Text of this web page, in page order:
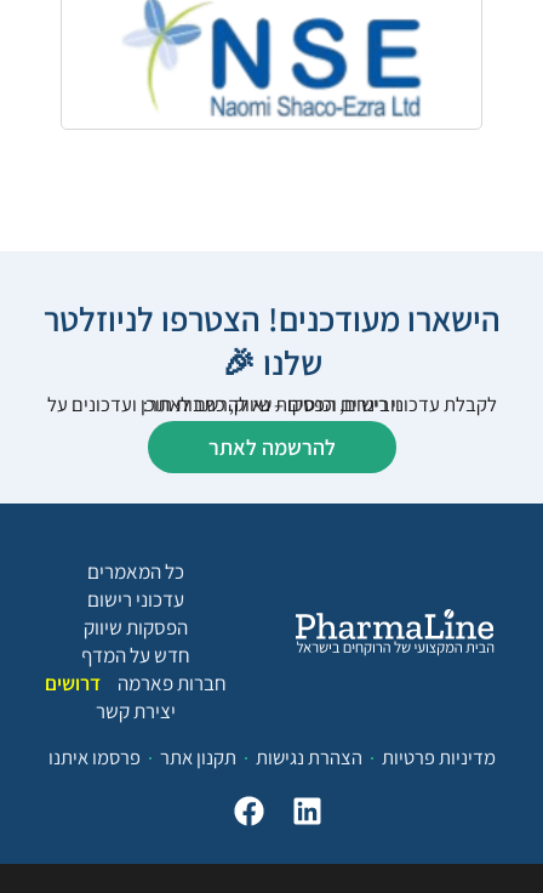
הישארו מעודכנים! הצטרפו לניוזלטר
שלנו 🎉
לקבלת עדכוני רישום, הפסקות שיווק, כתבות תוכן ועדכונים על וובינרים וכנסים – נא להרשם לאתר:
להרשמה לאתר
כל המאמרים
עדכוני רישום
הפסקות שיווק
חדש על המדף
חברות פארמה
דרושים
יצירת קשר
מדיניות פרטיות
הצהרת נגישות תקנון אתר פרסמו איתנו